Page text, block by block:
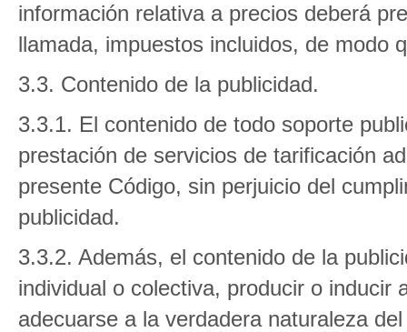
información relativa a precios deberá
llamada, impuestos incluidos, de modo
3.3. Contenido de la publicidad.
3.3.1. El contenido de todo soporte
prestación de servicios de tarificación
presente Código, sin perjuicio del
publicidad.
3.3.2. Además, el contenido de la
individual o colectiva, producir o inducir
adecuarse a la verdadera naturaleza